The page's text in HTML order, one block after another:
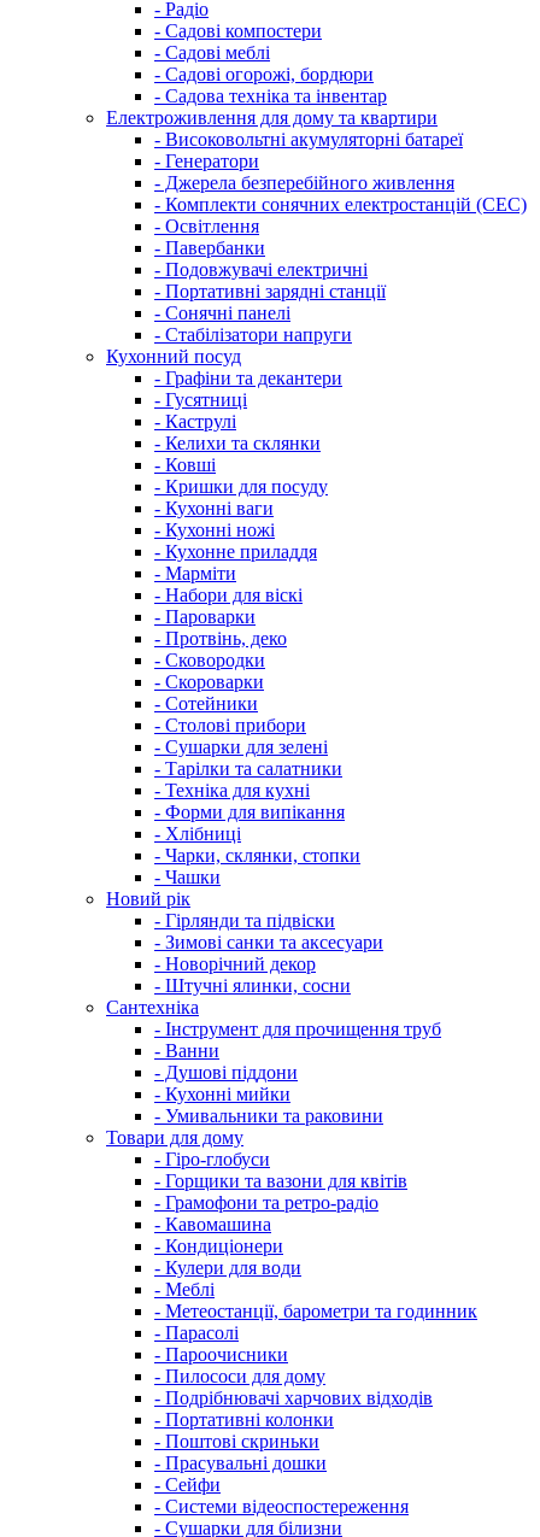
- Радіо
- Садові компостери
- Садові меблі
- Садові огорожі, бордюри
- Садова техніка та інвентар
Електроживлення для дому та квартири
- Високовольтні акумуляторні батареї
- Генератори
- Джерела безперебійного живлення
- Комплекти сонячних електростанцій (СЕС)
- Освітлення
- Павербанки
- Подовжувачі електричні
- Портативні зарядні станції
- Сонячні панелі
- Стабілізатори напруги
Кухонний посуд
- Графіни та декантери
- Гусятниці
- Каструлі
- Келихи та склянки
- Ковші
- Кришки для посуду
- Кухонні ваги
- Кухонні ножі
- Кухонне приладдя
- Марміти
- Набори для віскі
- Пароварки
- Протвінь, деко
- Сковородки
- Скороварки
- Сотейники
- Столові прибори
- Сушарки для зелені
- Тарілки та салатники
- Техніка для кухні
- Форми для випікання
- Хлібниці
- Чарки, склянки, стопки
- Чашки
Новий рік
- Гірлянди та підвіски
- Зимові санки та аксесуари
- Новорічний декор
- Штучні ялинки, сосни
Сантехніка
- Інструмент для прочищення труб
- Ванни
- Душові піддони
- Кухонні мийки
- Умивальники та раковини
Товари для дому
- Гіро-глобуси
- Горщики та вазони для квітів
- Грамофони та ретро-радіо
- Кавомашина
- Кондиціонери
- Кулери для води
- Меблі
- Метеостанції, барометри та годинник
- Парасолі
- Пароочисники
- Пилососи для дому
- Подрібнювачі харчових відходів
- Портативні колонки
- Поштові скриньки
- Прасувальні дошки
- Сейфи
- Системи відеоспостереження
- Сушарки для білизни